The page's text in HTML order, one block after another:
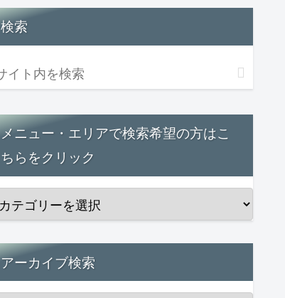
検索
メニュー・エリアで検索希望の方はこ
ちらをクリック
アーカイブ検索